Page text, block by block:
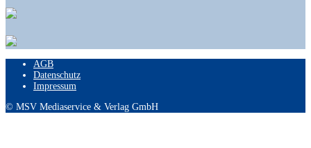
AGB
Datenschutz
Impressum
© MSV Mediaservice & Verlag GmbH